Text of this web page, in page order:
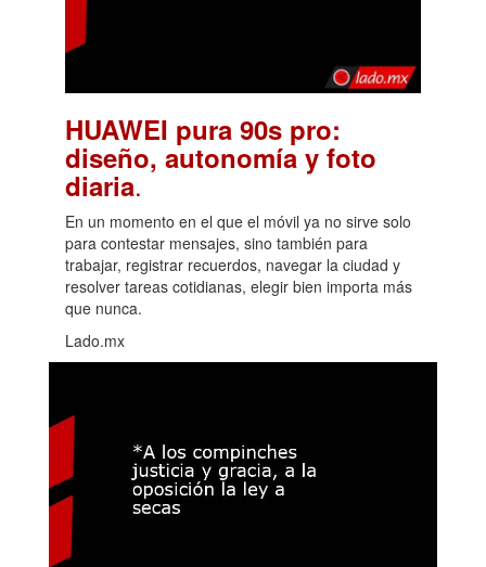
HUAWEI pura 90s pro:
diseño, autonomía y foto
diaria.
En un momento en el que el móvil ya no sirve solo
para contestar mensajes, sino también para
trabajar, registrar recuerdos, navegar la ciudad y
resolver tareas cotidianas, elegir bien importa más
que nunca.
Lado.mx